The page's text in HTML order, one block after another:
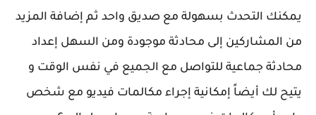
يمكنك التحدث بسهولة مع صديق واحد ثم إضافة المزيد
من المشاركين إلى محادثة موجودة ومن السهل إعداد
محادثة جماعية للتواصل مع الجميع في نفس الوقت و
يتيح لك أيضاً إمكانية إجراء مكالمات فيديو مع شخص